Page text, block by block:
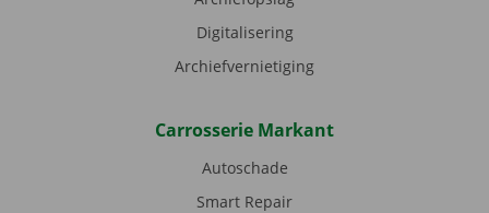
Digitalisering
Archiefvernietiging
Carrosserie Markant
Autoschade
Smart Repair